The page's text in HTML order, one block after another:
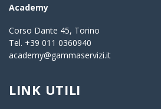
Academy
Corso Dante 45, Torino
Tel. +39 011 0360940
academy@gammaservizi.it
LINK UTILI